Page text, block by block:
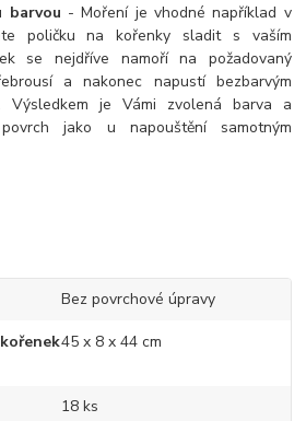
barvou - Moření je vhodné například v
poličku na kořenky sladit s vaším
se nejdříve namoří na požadovaný
a nakonec napustí bezbarvým
Výsledkem je Vámi zvolená barva a
jako u napouštění samotným
Bez povrchové úpravy
45 x 8 x 44 cm
18 ks